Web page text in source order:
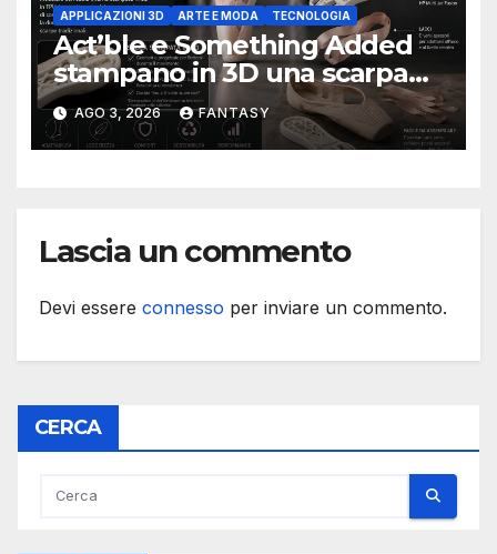
APPLICAZIONI 3D ARTE E MODA TECNOLOGIA
Act’ble e Something Added
stampano in 3D una scarpa
da punta modulare
progettata per durare cinque
volte di più
AGO 3, 2026 FANTASY
Lascia un commento
Devi essere connesso per inviare un commento.
CERCA